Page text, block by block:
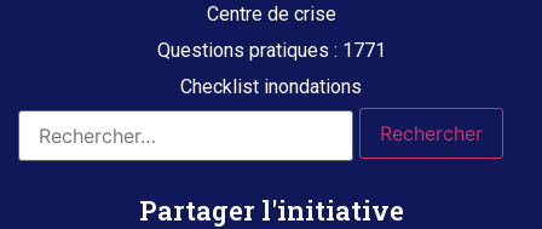
Centre de crise
Questions pratiques : 1771
Checklist inondations
Partager l'initiative